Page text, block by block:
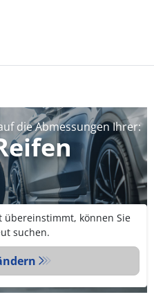
die Abmessungen Ihrer:
übereinstimmt, können Sie
suchen.